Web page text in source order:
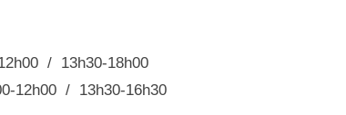
/ 13h30-18h00
12h00 / 13h30-16h30